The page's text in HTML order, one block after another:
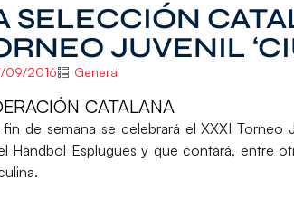
SELECCIÓN
JUVENIL
09/2016 General
CATALANA
fin de semana se celebrará el XXXI
Handbol Esplugues y que contará, entre